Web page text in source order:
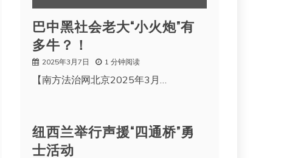
巴中黑社会老大“小火炮”有
多牛？！
2025年3月7日 1 分钟阅读
【南方法治网北京2025年3月…
纽西兰举行声援“四通桥”勇
士活动